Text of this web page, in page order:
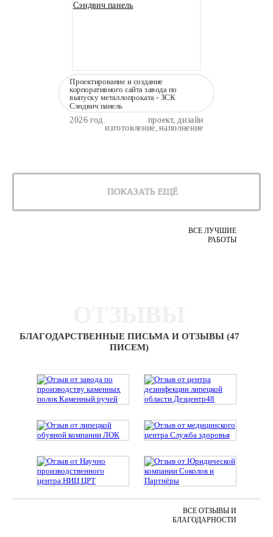
Проектирование и создание
корпоративного сайта завода по
выпуску металлопроката - ЗСК
Сэндвич панель
2026 год.
проект, дизайн
изготовление, наполнение
ПОКАЗАТЬ ЕЩЁ
ВСЕ ЛУЧШИЕ
РАБОТЫ
БЛАГОДАРСТВЕННЫЕ ПИСЬМА И ОТЗЫВЫ (47
ПИСЕМ)
ВСЕ ОТЗЫВЫ И
БЛАГОДАРНОСТИ